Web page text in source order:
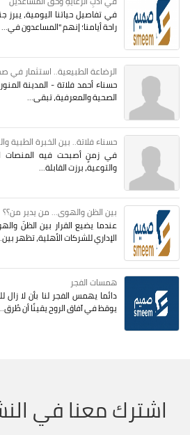
في تفاصيل حياتنا اليومية،
راحة أيامنا؛ إنهم "المساعدون في...
الرضاعة الطبيعية.. استثمار في
حسناء أحمد فلاتة - المدينة
الصحية والمعرفية، تبقى...
حسناء فلاتة.. بين الخبرة الطبية
في زمنٍ أصبحت فيه المنصات
والتوعية، برزت القابلة...
بين الظن والهوى... من يدير من؟؟
عندما يضيع القرار بين الظنّ
الإداري للشركات الأهلية، تظهر
همسات الفجر
دائما يهمس الفجر لنا بأن لا
يوقظ في آفاق الروح يقينًا أن
اشترك معنا في